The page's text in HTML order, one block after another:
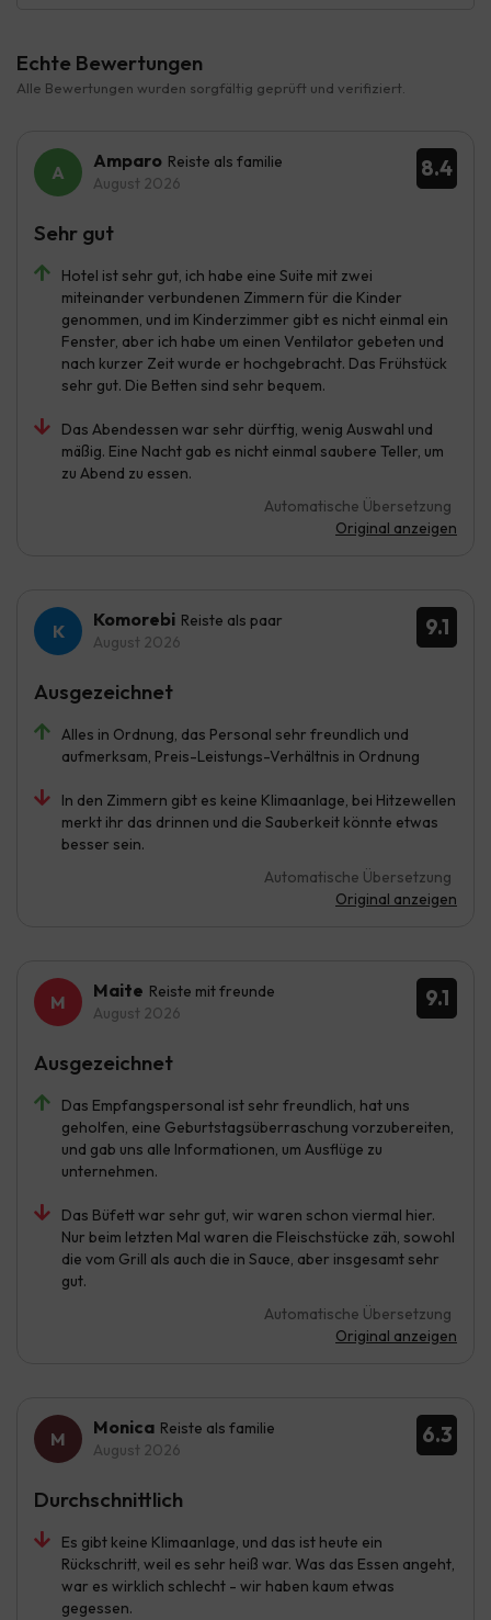
Echte Bewertungen
Alle Bewertungen wurden sorgfältig geprüft und verifiziert.
8.4
Amparo Reiste als familie
August 2026
Hotel ist sehr gut, ich habe eine Suite mit zwei
miteinander verbundenen Zimmern für die Kinder
genommen, und im Kinderzimmer gibt es nicht einmal ein
Fenster, aber ich habe um einen Ventilator gebeten und
nach kurzer Zeit wurde er hochgebracht. Das Frühstück
sehr gut. Die Betten sind sehr bequem.
Das Abendessen war sehr dürftig, wenig Auswahl und
mäßig. Eine Nacht gab es nicht einmal saubere Teller, um
zu Abend zu essen.
Automatische Übersetzung
Original anzeigen
Sehr gut
9.1
Komorebi Reiste als paar
August 2026
Alles in Ordnung, das Personal sehr freundlich und
aufmerksam, Preis-Leistungs-Verhältnis in Ordnung
In den Zimmern gibt es keine Klimaanlage, bei Hitzewellen
merkt ihr das drinnen und die Sauberkeit könnte etwas
besser sein.
Automatische Übersetzung
Original anzeigen
Ausgezeichnet
9.1
Maite Reiste mit freunde
August 2026
Das Empfangspersonal ist sehr freundlich, hat uns
geholfen, eine Geburtstagsüberraschung vorzubereiten,
und gab uns alle Informationen, um Ausflüge zu
unternehmen.
Das Büfett war sehr gut, wir waren schon viermal hier.
Nur beim letzten Mal waren die Fleischstücke zäh, sowohl
die vom Grill als auch die in Sauce, aber insgesamt sehr
gut.
Automatische Übersetzung
Original anzeigen
Ausgezeichnet
6.3
Monica Reiste als familie
August 2026
Es gibt keine Klimaanlage, und das ist heute ein
Rückschritt, weil es sehr heiß war. Was das Essen angeht,
war es wirklich schlecht - wir haben kaum etwas
gegessen.
Durchschnittlich